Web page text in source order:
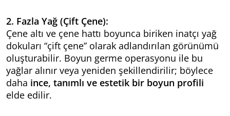
2. Fazla Yağ (Çift Çene):
Çene altı ve çene hattı boyunca biriken inatçı yağ
dokuları “çift çene” olarak adlandırılan görünümü
oluşturabilir. Boyun germe operasyonu ile bu
yağlar alınır veya yeniden şekillendirilir; böylece
daha ince, tanımlı ve estetik bir boyun profili
elde edilir.